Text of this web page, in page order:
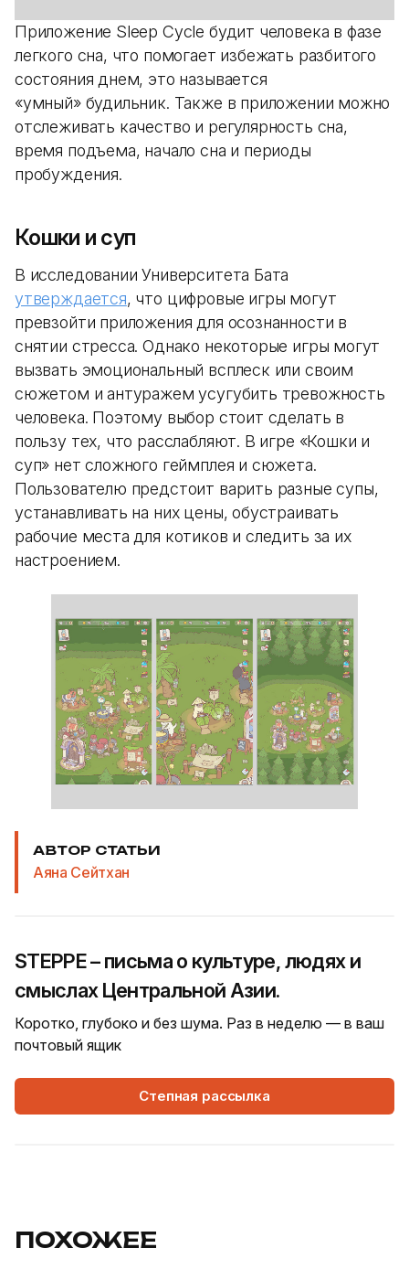
Приложение Sleep Cycle будит человека в фазе
легкого сна, что помогает избежать разбитого
состояния днем, это называется
«умный» будильник. Также в приложении можно
отслеживать качество и регулярность сна,
время подъема, начало сна и периоды
пробуждения.
Кошки и суп
В исследовании Университета Бата
утверждается, что цифровые игры могут
превзойти приложения для осознанности в
снятии стресса. Однако некоторые игры могут
вызвать эмоциональный всплеск или своим
сюжетом и антуражем усугубить тревожность
человека. Поэтому выбор стоит сделать в
пользу тех, что расслабляют. В игре «Кошки и
суп» нет сложного геймплея и сюжета.
Пользователю предстоит варить разные супы,
устанавливать на них цены, обустраивать
рабочие места для котиков и следить за их
настроением.
АВТОР СТАТЬИ
Аяна Сейтхан
STEPPE – письма о культуре, людях и
смыслах Центральной Азии.
Коротко, глубоко и без шума. Раз в неделю — в ваш
почтовый ящик
Степная рассылка
ПОХОЖЕЕ